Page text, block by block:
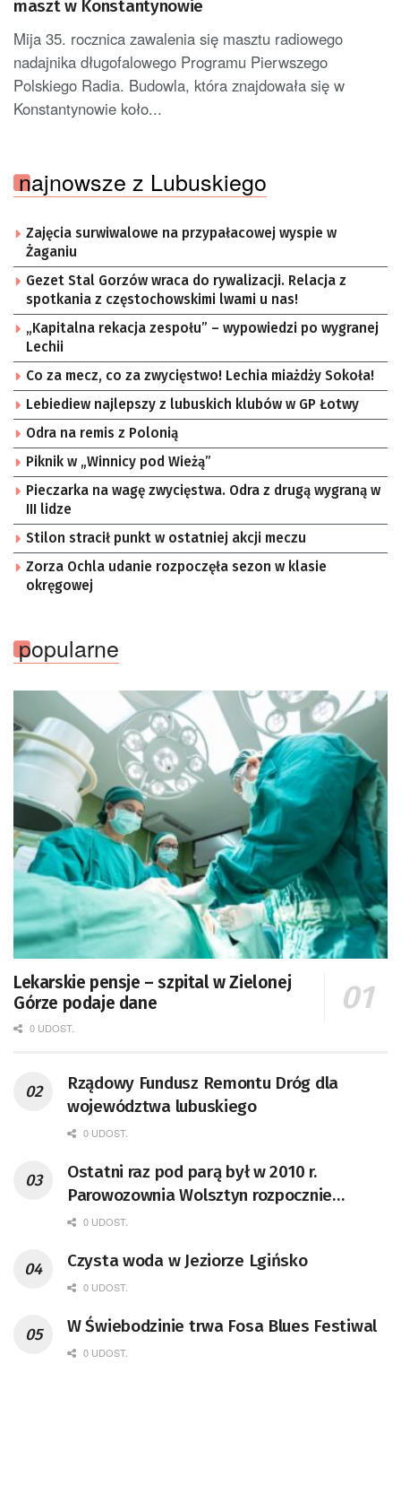
maszt w Konstantynowie
Mija 35. rocznica zawalenia się masztu radiowego
nadajnika długofalowego Programu Pierwszego
Polskiego Radia. Budowla, która znajdowała się w
Konstantynowie koło...
najnowsze z Lubuskiego
Zajęcia surwiwalowe na przypałacowej wyspie w
Żaganiu
Gezet Stal Gorzów wraca do rywalizacji. Relacja z
spotkania z częstochowskimi lwami u nas!
„Kapitalna rekacja zespołu” – wypowiedzi po wygranej
Lechii
Co za mecz, co za zwycięstwo! Lechia miażdży Sokoła!
Lebiediew najlepszy z lubuskich klubów w GP Łotwy
Odra na remis z Polonią
Piknik w „Winnicy pod Wieżą”
Pieczarka na wagę zwycięstwa. Odra z drugą wygraną w
III lidze
Stilon stracił punkt w ostatniej akcji meczu
Zorza Ochla udanie rozpoczęła sezon w klasie
okręgowej
popularne
Lekarskie pensje – szpital w Zielonej
Górze podaje dane
0 UDOST.
Rządowy Fundusz Remontu Dróg dla
województwa lubuskiego
0 UDOST.
Ostatni raz pod parą był w 2010 r.
Parowozownia Wolsztyn rozpocznie
remont unikatowego Tr5-65
0 UDOST.
Czysta woda w Jeziorze Lgińsko
0 UDOST.
W Świebodzinie trwa Fosa Blues Festiwal
0 UDOST.